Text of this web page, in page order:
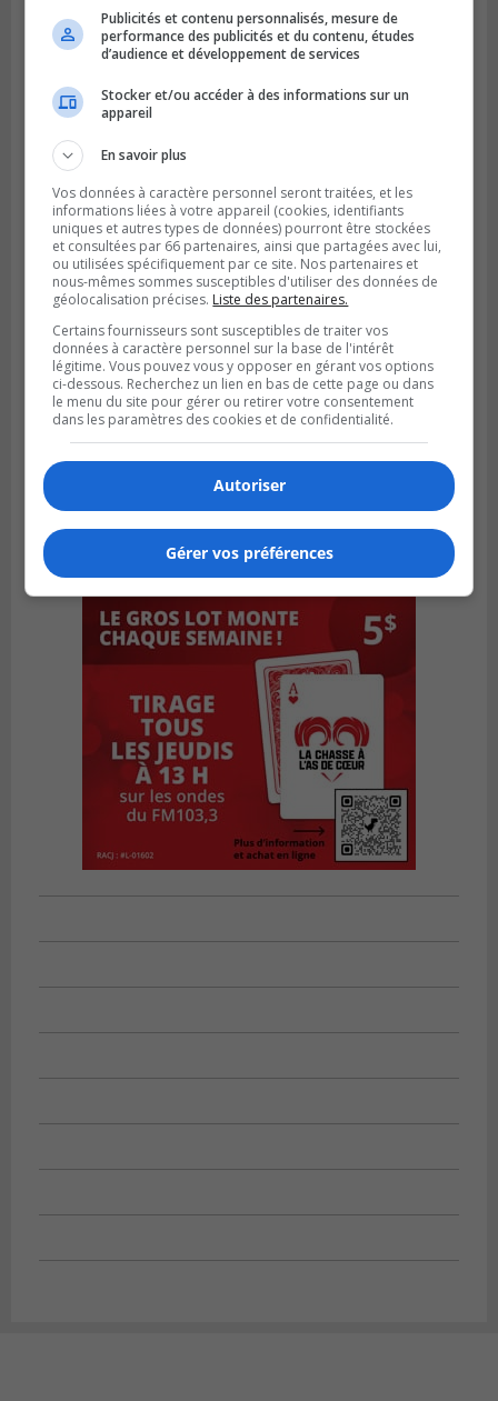
SAINT-BRUNO-DE-MONTARVILLE
Publié le 2 août 2026 à 08h06
La Fête des parcs est de retour à Saint-
Bruno
Publicités et contenu personnalisés, mesure de
performance des publicités et du contenu, études
d’audience et développement de services
Stocker et/ou accéder à des informations sur un
appareil
En savoir plus
Vos données à caractère personnel seront traitées, et les
informations liées à votre appareil (cookies, identifiants
uniques et autres types de données) pourront être stockées
et consultées par 66 partenaires, ainsi que partagées avec lui,
ou utilisées spécifiquement par ce site. Nos partenaires et
nous-mêmes sommes susceptibles d'utiliser des données de
géolocalisation précises. Liste des partenaires.
Certains fournisseurs sont susceptibles de traiter vos
données à caractère personnel sur la base de l'intérêt
légitime. Vous pouvez vous y opposer en gérant vos options
ci-dessous. Recherchez un lien en bas de cette page ou dans
le menu du site pour gérer ou retirer votre consentement
dans les paramètres des cookies et de confidentialité.
Autoriser
Gérer vos préférences